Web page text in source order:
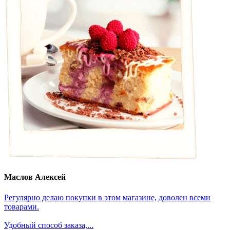
Маслов Алексей
Регулярно делаю покупки в этом магазине, доволен всеми
товарами.
Удобный способ заказа,...